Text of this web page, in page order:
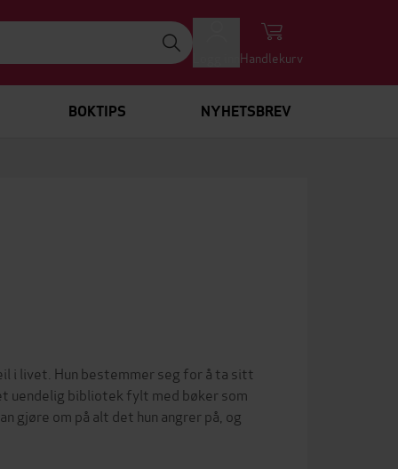
Handlekurv
BOKTIPS NYHETSBREV
i livet. Hun bestemmer seg for å ta sitt
bibliotek fylt med bøker som
gjøre om på alt det hun angrer på, og